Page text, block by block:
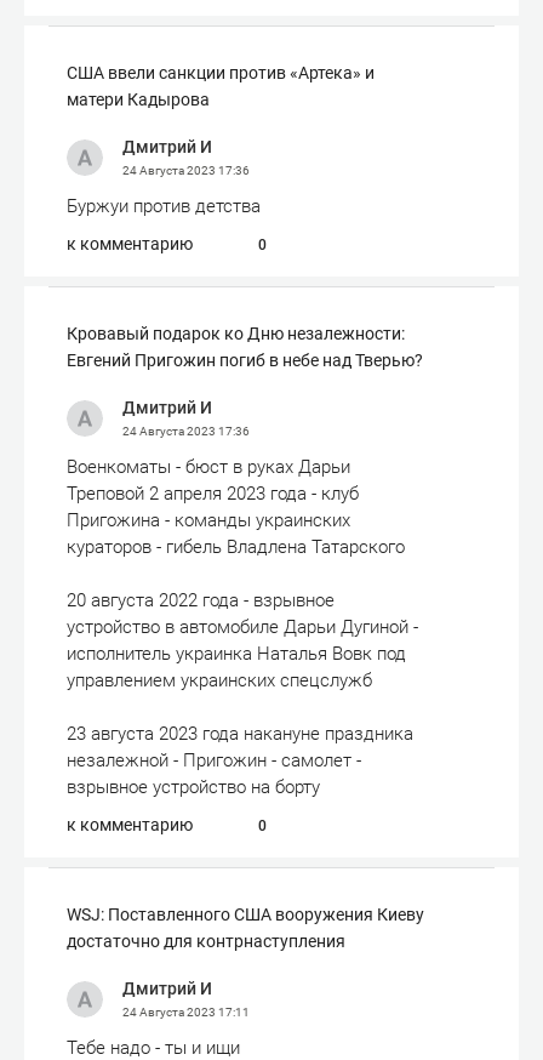
США ввели санкции против «Артека» и
матери Кадырова
Дмитрий И
24 Августа 2023 17:36
Буржуи против детства
к комментарию 0
Кровавый подарок ко Дню незалежности:
Евгений Пригожин погиб в небе над Тверью?
Дмитрий И
24 Августа 2023 17:36
Военкоматы - бюст в руках Дарьи
Треповой 2 апреля 2023 года - клуб
Пригожина - команды украинских
кураторов - гибель Владлена Татарского
20 августа 2022 года - взрывное
устройство в автомобиле Дарьи Дугиной -
исполнитель украинка Наталья Вовк под
управлением украинских спецслужб
23 августа 2023 года накануне праздника
незалежной - Пригожин - самолет -
взрывное устройство на борту
к комментарию 0
WSJ: Поставленного США вооружения Киеву
достаточно для контрнаступления
Дмитрий И
24 Августа 2023 17:11
Тебе надо - ты и ищи